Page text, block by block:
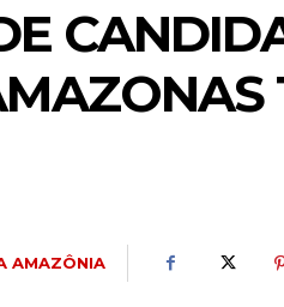
AMAZÔNIA